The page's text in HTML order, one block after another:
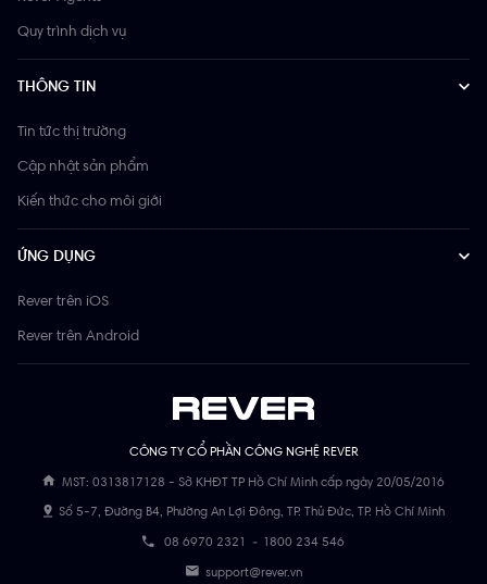
CÔNG TY CỔ PHẦN CÔNG NGHỆ REVER
MST: 0313817128 - Sở KHĐT TP Hồ Chí Minh cấp ngày 20/05/2016
Số 5-7, Đường B4, Phường An Lợi Đông, TP. Thủ Đức, TP. Hồ Chí Minh
08 6970 2321 - 1800 234 546
support@rever.vn
Quy trình dịch vụ
THÔNG TIN
Tin tức thị trường
Cập nhật sản phẩm
Kiến thức cho môi giới
ỨNG DỤNG
Rever trên iOS
Rever trên Android